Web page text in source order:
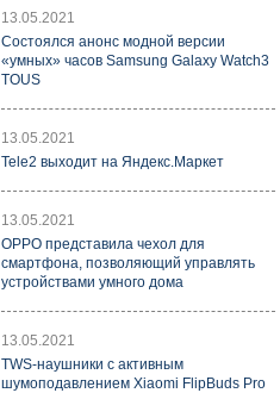
13.05.2021
Состоялся анонс модной версии
«умных» часов Samsung Galaxy Watch3
TOUS
13.05.2021
Tele2 выходит на Яндекс.Маркет
13.05.2021
OPPO представила чехол для
смартфона, позволяющий управлять
устройствами умного дома
13.05.2021
TWS-наушники с активным
шумоподавлением Xiaomi FlipBuds Pro